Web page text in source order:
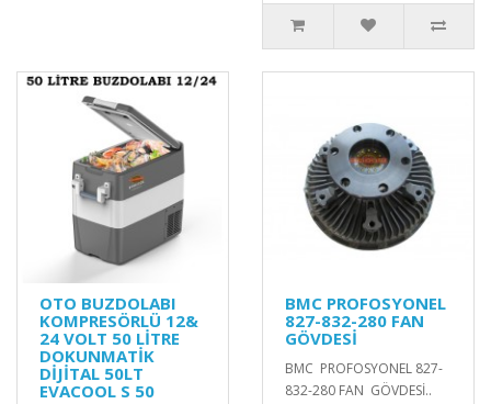
OTO BUZDOLABI
KOMPRESÖRLÜ 12&
24 VOLT 50 LİTRE
DOKUNMATİK
DİJİTAL 50LT
EVACOOL S 50
BMC PROFOSYONEL
827-832-280 FAN
GÖVDESİ
BMC PROFOSYONEL 827-
832-280 FAN GÖVDESİ..